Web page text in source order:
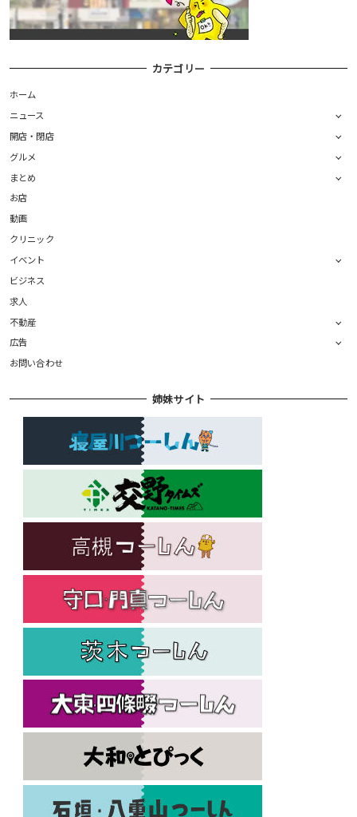
カテゴリー
ホーム
ニュース
開店・閉店
グルメ
まとめ
お店
動画
クリニック
イベント
ビジネス
求人
不動産
広告
お問い合わせ
姉妹サイト